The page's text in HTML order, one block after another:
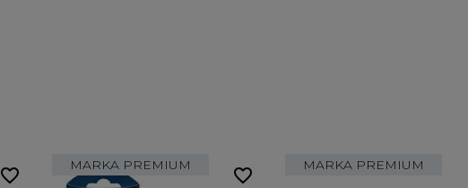
MARKA PREMIUM
favorite_border MARKA PREMIUM
favorite_border